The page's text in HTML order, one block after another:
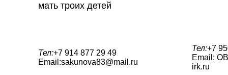
мать троих детей
Тел:+7 914 877 29 49
Email:sakunova83@mail.ru
Тел:+7
Email:
irk.ru